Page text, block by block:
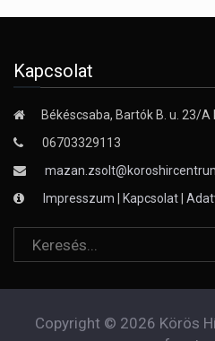
Kapcsolat
Békéscsaba, Bartók B. u. 23/A
06703329113
Impresszum
Kapcsolat
Copyright © 2026 Körös